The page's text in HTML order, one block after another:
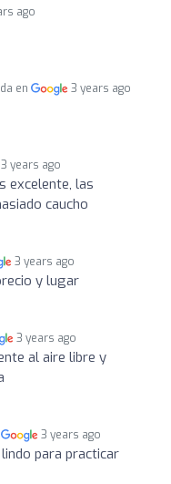
ago
en 3 years ago
3 years ago
excelente, las
caucho
3 years ago
y lugar
3 years ago
al aire libre y
3 years ago
para practicar